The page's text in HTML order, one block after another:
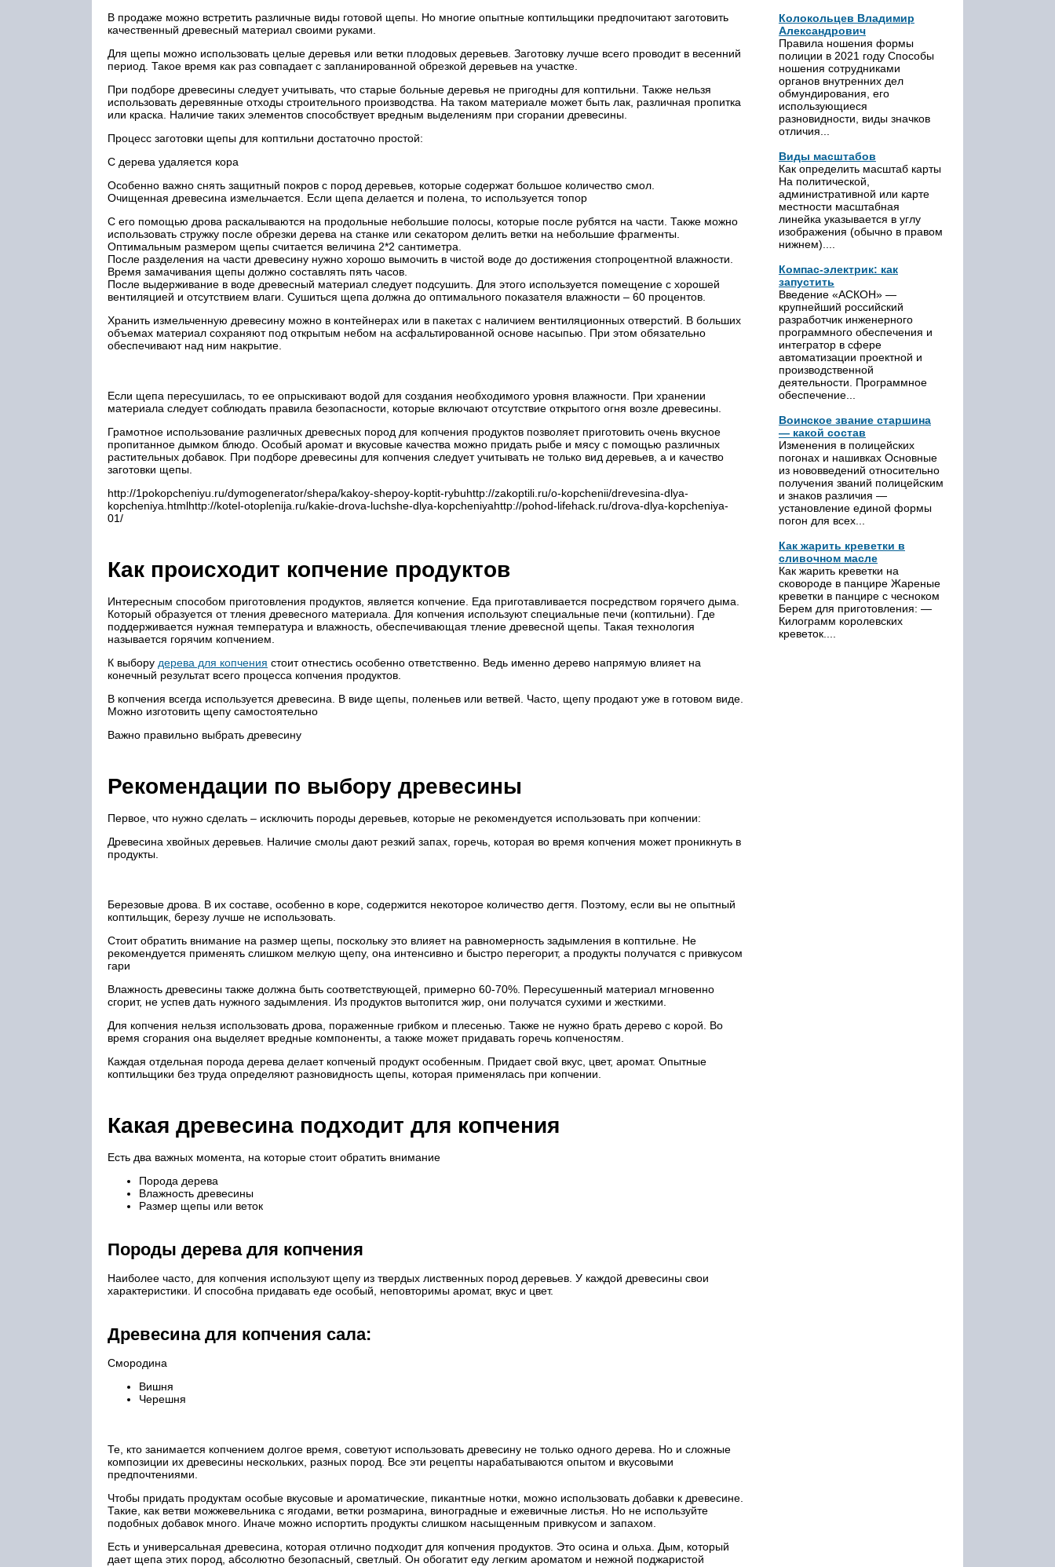
В продаже можно встретить различные виды готовой щепы. Но многие опытные коптильщики предпочитают заготовить
качественный древесный материал своими руками.
Для щепы можно использовать целые деревья или ветки плодовых деревьев. Заготовку лучше всего проводит в весенний
период. Такое время как раз совпадает с запланированной обрезкой деревьев на участке.
При подборе древесины следует учитывать, что старые больные деревья не пригодны для коптильни. Также нельзя
использовать деревянные отходы строительного производства. На таком материале может быть лак, различная пропитка
или краска. Наличие таких элементов способствует вредным выделениям при сгорании древесины.
Процесс заготовки щепы для коптильни достаточно простой:
С дерева удаляется кора
Особенно важно снять защитный покров с пород деревьев, которые содержат большое количество смол.
Очищенная древесина измельчается. Если щепа делается и полена, то используется топор
С его помощью дрова раскалываются на продольные небольшие полосы, которые после рубятся на части. Также можно
использовать стружку после обрезки дерева на станке или секатором делить ветки на небольшие фрагменты.
Оптимальным размером щепы считается величина 2*2 сантиметра.
После разделения на части древесину нужно хорошо вымочить в чистой воде до достижения стопроцентной влажности.
Время замачивания щепы должно составлять пять часов.
После выдерживание в воде древесный материал следует подсушить. Для этого используется помещение с хорошей
вентиляцией и отсутствием влаги. Сушиться щепа должна до оптимального показателя влажности – 60 процентов.
Хранить измельченную древесину можно в контейнерах или в пакетах с наличием вентиляционных отверстий. В больших
объемах материал сохраняют под открытым небом на асфальтированной основе насыпью. При этом обязательно
обеспечивают над ним накрытие.
Если щепа пересушилась, то ее опрыскивают водой для создания необходимого уровня влажности. При хранении
материала следует соблюдать правила безопасности, которые включают отсутствие открытого огня возле древесины.
Грамотное использование различных древесных пород для копчения продуктов позволяет приготовить очень вкусное
пропитанное дымком блюдо. Особый аромат и вкусовые качества можно придать рыбе и мясу с помощью различных
растительных добавок. При подборе древесины для копчения следует учитывать не только вид деревьев, а и качество
заготовки щепы.
http://1pokopcheniyu.ru/dymogenerator/shepa/kakoy-shepoy-koptit-rybuhttp://zakoptili.ru/o-kopchenii/drevesina-dlya-
kopcheniya.htmlhttp://kotel-otoplenija.ru/kakie-drova-luchshe-dlya-kopcheniyahttp://pohod-lifehack.ru/drova-dlya-kopcheniya-
01/
Как происходит копчение продуктов
Интересным способом приготовления продуктов, является копчение. Еда приготавливается посредством горячего дыма.
Который образуется от тления древесного материала. Для копчения используют специальные печи (коптильни). Где
поддерживается нужная температура и влажность, обеспечивающая тление древесной щепы. Такая технология
называется горячим копчением.
К выбору дерева для копчения стоит отнестись особенно ответственно. Ведь именно дерево напрямую влияет на
конечный результат всего процесса копчения продуктов.
В копчения всегда используется древесина. В виде щепы, поленьев или ветвей. Часто, щепу продают уже в готовом виде.
Можно изготовить щепу самостоятельно
Важно правильно выбрать древесину
Рекомендации по выбору древесины
Первое, что нужно сделать – исключить породы деревьев, которые не рекомендуется использовать при копчении:
Древесина хвойных деревьев. Наличие смолы дают резкий запах, горечь, которая во время копчения может проникнуть в
продукты.
Березовые дрова. В их составе, особенно в коре, содержится некоторое количество дегтя. Поэтому, если вы не опытный
коптильщик, березу лучше не использовать.
Стоит обратить внимание на размер щепы, поскольку это влияет на равномерность задымления в коптильне. Не
рекомендуется применять слишком мелкую щепу, она интенсивно и быстро перегорит, а продукты получатся с привкусом
гари
Влажность древесины также должна быть соответствующей, примерно 60-70%. Пересушенный материал мгновенно
сгорит, не успев дать нужного задымления. Из продуктов вытопится жир, они получатся сухими и жесткими.
Для копчения нельзя использовать дрова, пораженные грибком и плесенью. Также не нужно брать дерево с корой. Во
время сгорания она выделяет вредные компоненты, а также может придавать горечь копченостям.
Каждая отдельная порода дерева делает копченый продукт особенным. Придает свой вкус, цвет, аромат. Опытные
коптильщики без труда определяют разновидность щепы, которая применялась при копчении.
Какая древесина подходит для копчения
Есть два важных момента, на которые стоит обратить внимание
Порода дерева
Влажность древесины
Размер щепы или веток
Породы дерева для копчения
Наиболее часто, для копчения используют щепу из твердых лиственных пород деревьев. У каждой древесины свои
характеристики. И способна придавать еде особый, неповторимы аромат, вкус и цвет.
Древесина для копчения сала:
Смородина
Вишня
Черешня
Те, кто занимается копчением долгое время, советуют использовать древесину не только одного дерева. Но и сложные
композиции их древесины нескольких, разных пород. Все эти рецепты нарабатываются опытом и вкусовыми
предпочтениями.
Чтобы придать продуктам особые вкусовые и ароматические, пикантные нотки, можно использовать добавки к древесине.
Такие, как ветви можжевельника с ягодами, ветки розмарина, виноградные и ежевичные листья. Но не используйте
подобных добавок много. Иначе можно испортить продукты слишком насыщенным привкусом и запахом.
Есть и универсальная древесина, которая отлично подходит для копчения продуктов. Это осина и ольха. Дым, который
дает щепа этих пород, абсолютно безопасный, светлый. Он обогатит еду легким ароматом и нежной поджаристой
Колокольцев Владимир
Александрович
Правила ношения формы
полиции в 2021 году Способы
ношения сотрудниками
органов внутренних дел
обмундирования, его
использующиеся
разновидности, виды значков
отличия...
Виды масштабов
Как определить масштаб карты
На политической,
административной или карте
местности масштабная
линейка указывается в углу
изображения (обычно в правом
нижнем)....
Компас-электрик: как
запустить
Введение «АСКОН» —
крупнейший российский
разработчик инженерного
программного обеспечения и
интегратор в сфере
автоматизации проектной и
производственной
деятельности. Программное
обеспечение...
Воинское звание старшина
— какой состав
Изменения в полицейских
погонах и нашивках Основные
из нововведений относительно
получения званий полицейским
и знаков различия —
установление единой формы
погон для всех...
Как жарить креветки в
сливочном масле
Как жарить креветки на
сковороде в панцире Жареные
креветки в панцире с чесноком
Берем для приготовления: —
Килограмм королевских
креветок....